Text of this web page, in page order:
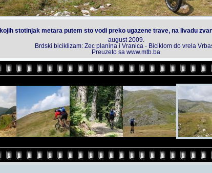
stotinjak metara putem sto vodi preko ugazene trave, na livadu
august 2009.
Brdski biciklizam: Zec planina i Vranica - Biciklom do vrela
Preuzeto sa www.mtb.ba